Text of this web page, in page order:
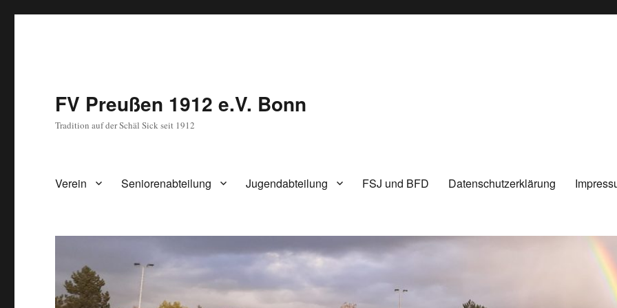
FV Preußen 1912 e.V. Bonn
Tradition auf der Schäl Sick seit 1912
Verein Seniorenabteilung Jugendabteilung FSJ und BFD Datenschutzerklärung